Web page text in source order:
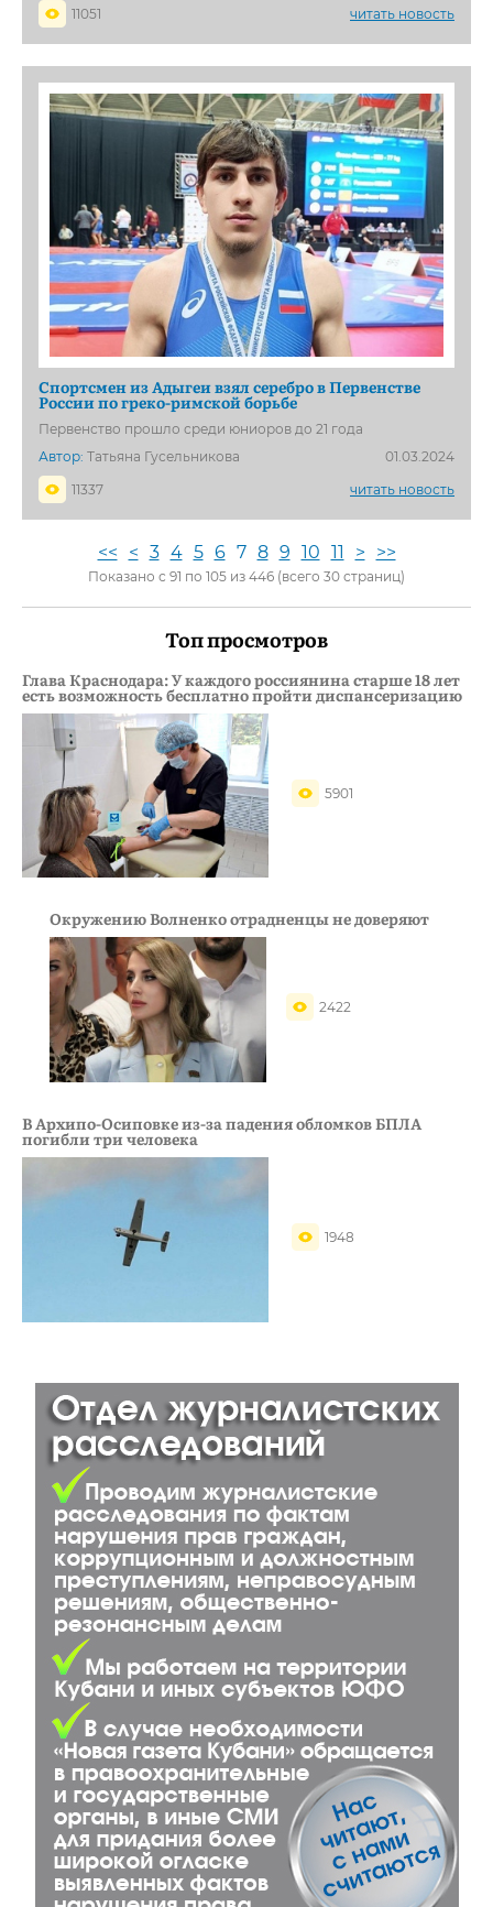
11051
читать новость
Спортсмен из Адыгеи взял серебро в Первенстве
России по греко-римской борьбе
Первенство прошло среди юниоров до 21 года
Автор: Татьяна Гусельникова
01.03.2024
11337
читать новость
<< < 3 4 5 6 7 8 9 10 11 > >>
Показано с 91 по 105 из 446 (всего 30 страниц)
Топ просмотров
Глава Краснодара: У каждого россиянина старше 18 лет
есть возможность бесплатно пройти диспансеризацию
5901
Окружению Волненко отрадненцы не доверяют
2422
В Архипо-Осиповке из-за падения обломков БПЛА
погибли три человека
1948